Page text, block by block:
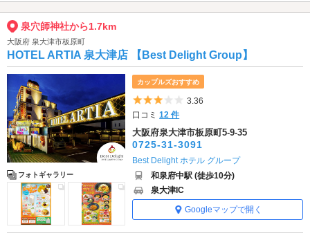
泉穴師神社から1.7km
大阪府 泉大津市板原町
HOTEL ARTIA 泉大津店 【Best Delight Group】
フォトギャラリー
カップルズおすすめ
5つ星のうち3
3.36
口コミ12 件
大阪府泉大津市板原町5-9-35
0725-31-3091
Best Delight ホテル グループ
和泉府中駅 (徒歩10分)
泉大津IC
Googleマップで開く